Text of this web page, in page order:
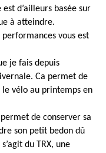
est d’ailleurs basée sur
à atteindre.
performances vous est
je fais depuis
Ca permet de
vélo au printemps en
de conserver sa
son petit bedon dû
du TRX, une